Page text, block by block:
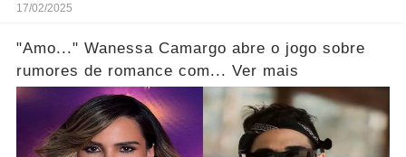
17/02/2025
"Amo..." Wanessa Camargo abre o jogo sobre
rumores de romance com... Ver mais